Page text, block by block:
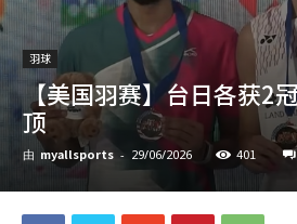
羽球
【美国羽赛】台日各获2
顶
由 myallsports - 29/06/2026 401